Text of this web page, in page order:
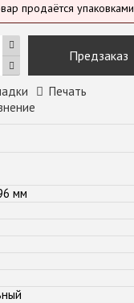
продаётся
Предзаказ
Печать
мм